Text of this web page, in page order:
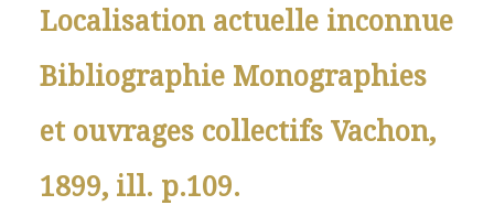
Localisation actuelle inconnue
Bibliographie Monographies
et ouvrages collectifs Vachon,
1899, ill. p.109.